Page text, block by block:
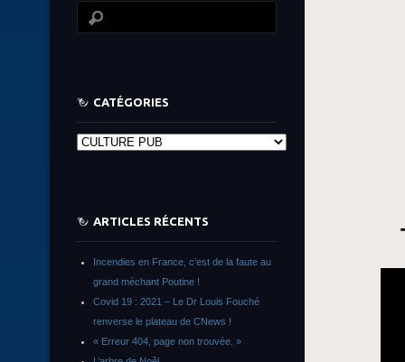
CATÉGORIES
Catégories
ARTICLES RÉCENTS
Incendies en France, c’est de la faute au
grand méchant Poutine !
Covid 19 : 2021 – Le Dr Louis Fouché
renverse le plateau de CNews !
« Erreur 404, page non trouvée. »